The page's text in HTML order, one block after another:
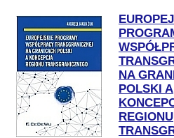
NA
POLSKI A
REGIONU